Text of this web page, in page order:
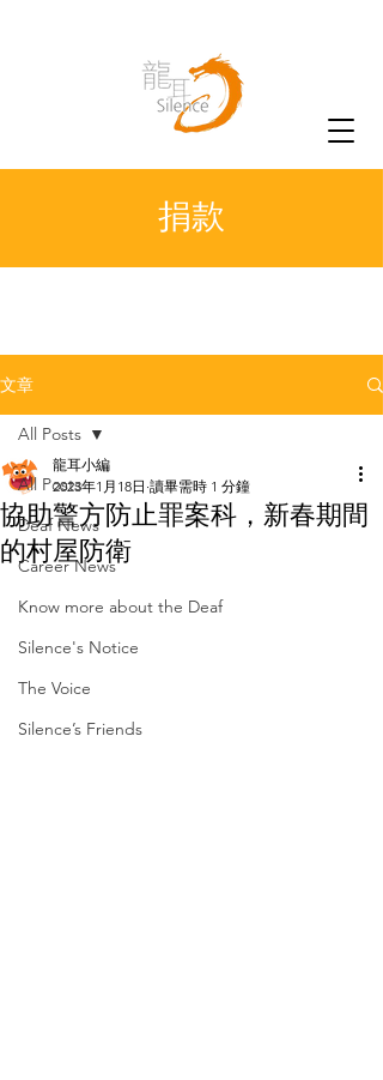
捐款
文章
All Posts
Deaf News
Career News
Know more about the Deaf
Silence's Notice
The Voice
Silence’s Friends
All Posts
協助警方防止罪案科，新春期間
的村屋防衛
龍耳小編
2023年1月18日 讀畢需時 1 分鐘